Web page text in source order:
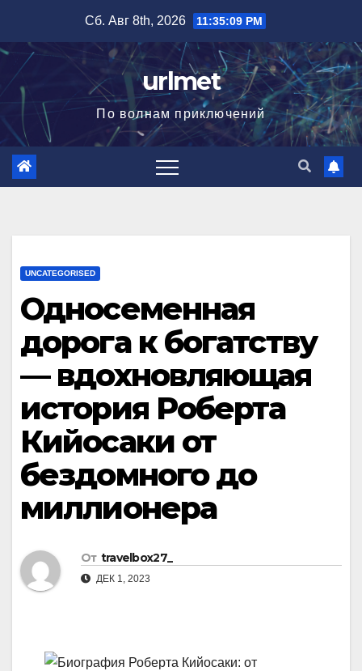
содержимому
Сб. Авг 8th, 2026 11:35:10 PM
urlmet
По волнам приключений
UNCATEGORISED
Односеменная
дорога к богатству
— вдохновляющая
история Роберта
Кийосаки от
бездомного до
миллионера
От travelbox27_
ДЕК 1, 2023